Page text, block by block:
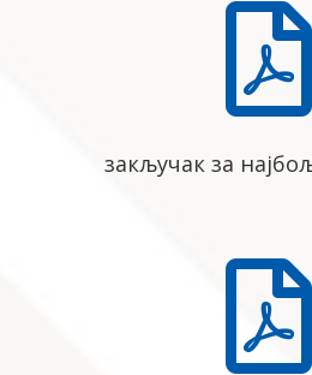

закључак за
